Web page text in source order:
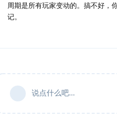
周期是所有玩家变动的。搞不好，
记。
说点什么吧...